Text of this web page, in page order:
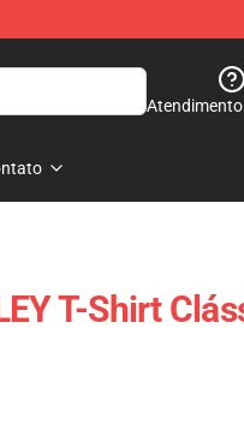
T-Shirt